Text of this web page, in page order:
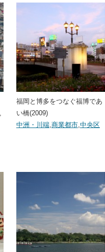
福岡と博多をつなぐ福博であ
い橋(2009)
中洲・川端, 商業都市, 中央区